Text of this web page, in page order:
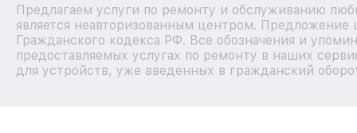
Предлагаем услуги по ремонту и обслуживанию
является неавторизованным центром.
Гражданского кодекса РФ. Все обозначения и
предоставляемых услугах по ремонту в наших
для устройств, уже введенных в гражданский